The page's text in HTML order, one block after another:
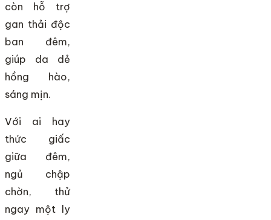
còn hỗ trợ
gan thải độc
ban đêm,
giúp da dẻ
hồng hào,
sáng mịn.
Với ai hay
thức giấc
giữa đêm,
ngủ chập
chờn, thử
ngay một ly